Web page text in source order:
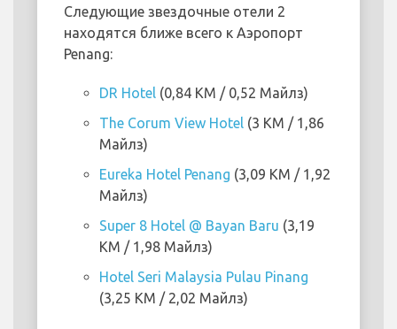
Следующие звездочные отели 2
находятся ближе всего к Аэропорт
Penang:
DR Hotel (0,84 KM / 0,52 Майлз)
The Corum View Hotel (3 KM / 1,86
Майлз)
Eureka Hotel Penang (3,09 KM / 1,92
Майлз)
Super 8 Hotel @ Bayan Baru (3,19
KM / 1,98 Майлз)
Hotel Seri Malaysia Pulau Pinang
(3,25 KM / 2,02 Майлз)